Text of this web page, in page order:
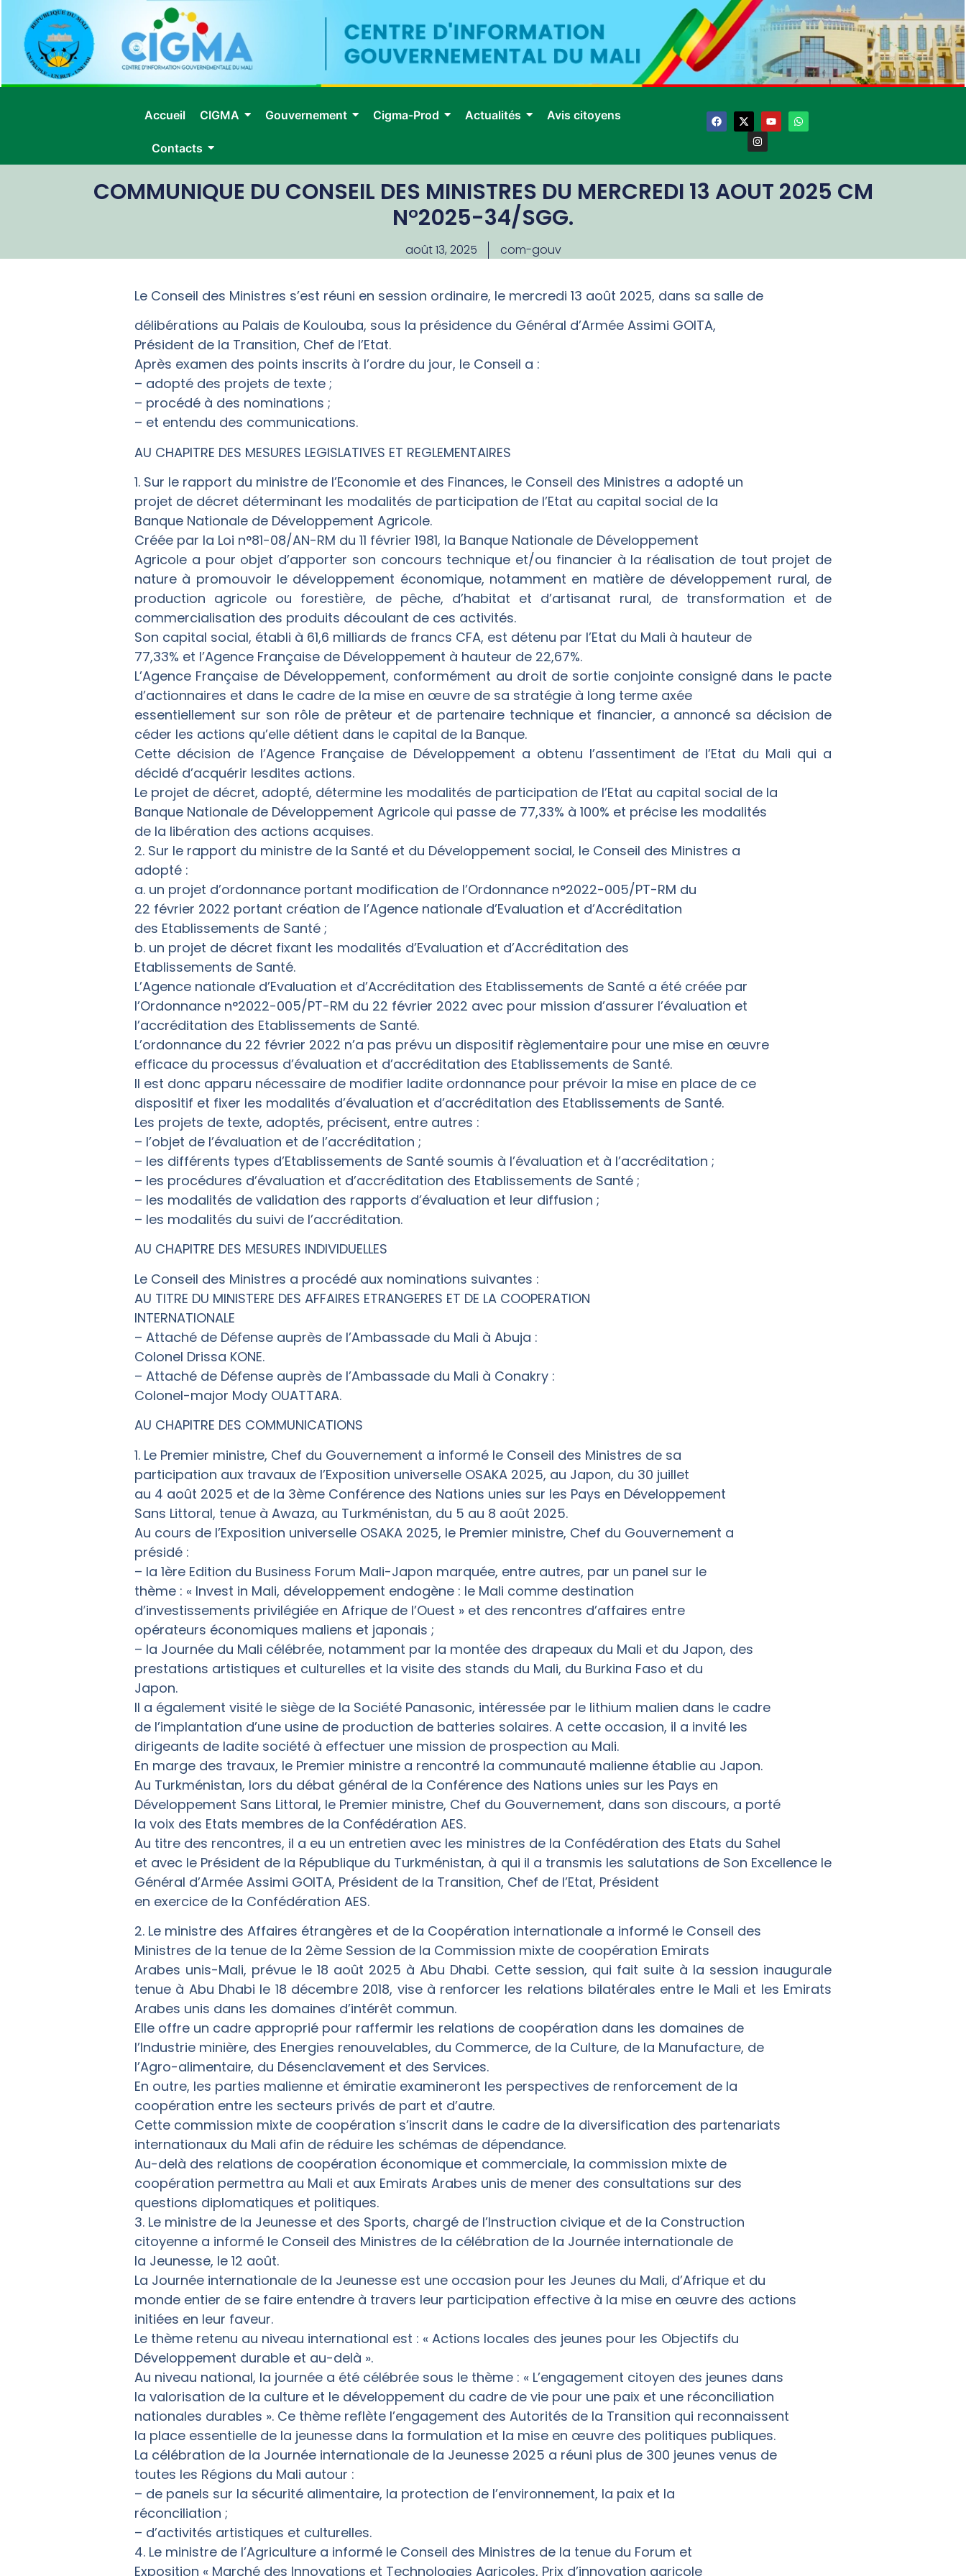
Accueil CIGMA Gouvernement Cigma-Prod Actualités Avis citoyens
Contacts
COMMUNIQUE DU CONSEIL DES MINISTRES DU MERCREDI 13 AOUT 2025 CM
N°2025-34/SGG.
août 13, 2025 com-gouv
Le Conseil des Ministres s’est réuni en session ordinaire, le mercredi 13 août 2025, dans sa salle de
délibérations au Palais de Koulouba, sous la présidence du Général d’Armée Assimi GOITA,
Président de la Transition, Chef de l’Etat.
Après examen des points inscrits à l’ordre du jour, le Conseil a :
– adopté des projets de texte ;
– procédé à des nominations ;
– et entendu des communications.
AU CHAPITRE DES MESURES LEGISLATIVES ET REGLEMENTAIRES
1. Sur le rapport du ministre de l’Economie et des Finances, le Conseil des Ministres a adopté un
projet de décret déterminant les modalités de participation de l’Etat au capital social de la
Banque Nationale de Développement Agricole.
Créée par la Loi n°81-08/AN-RM du 11 février 1981, la Banque Nationale de Développement
Agricole a pour objet d’apporter son concours technique et/ou financier à la réalisation de tout projet de
nature à promouvoir le développement économique, notamment en matière de développement rural, de
production agricole ou forestière, de pêche, d’habitat et d’artisanat rural, de transformation et de
commercialisation des produits découlant de ces activités.
Son capital social, établi à 61,6 milliards de francs CFA, est détenu par l’Etat du Mali à hauteur de
77,33% et l’Agence Française de Développement à hauteur de 22,67%.
L’Agence Française de Développement, conformément au droit de sortie conjointe consigné dans le pacte
d’actionnaires et dans le cadre de la mise en œuvre de sa stratégie à long terme axée
essentiellement sur son rôle de prêteur et de partenaire technique et financier, a annoncé sa décision de
céder les actions qu’elle détient dans le capital de la Banque.
Cette décision de l’Agence Française de Développement a obtenu l’assentiment de l’Etat du Mali qui a
décidé d’acquérir lesdites actions.
Le projet de décret, adopté, détermine les modalités de participation de l’Etat au capital social de la
Banque Nationale de Développement Agricole qui passe de 77,33% à 100% et précise les modalités
de la libération des actions acquises.
2. Sur le rapport du ministre de la Santé et du Développement social, le Conseil des Ministres a
adopté :
a. un projet d’ordonnance portant modification de l’Ordonnance n°2022-005/PT-RM du
22 février 2022 portant création de l’Agence nationale d’Evaluation et d’Accréditation
des Etablissements de Santé ;
b. un projet de décret fixant les modalités d’Evaluation et d’Accréditation des
Etablissements de Santé.
L’Agence nationale d’Evaluation et d’Accréditation des Etablissements de Santé a été créée par
l’Ordonnance n°2022-005/PT-RM du 22 février 2022 avec pour mission d’assurer l’évaluation et
l’accréditation des Etablissements de Santé.
L’ordonnance du 22 février 2022 n’a pas prévu un dispositif règlementaire pour une mise en œuvre
efficace du processus d’évaluation et d’accréditation des Etablissements de Santé.
Il est donc apparu nécessaire de modifier ladite ordonnance pour prévoir la mise en place de ce
dispositif et fixer les modalités d’évaluation et d’accréditation des Etablissements de Santé.
Les projets de texte, adoptés, précisent, entre autres :
– l’objet de l’évaluation et de l’accréditation ;
– les différents types d’Etablissements de Santé soumis à l’évaluation et à l’accréditation ;
– les procédures d’évaluation et d’accréditation des Etablissements de Santé ;
– les modalités de validation des rapports d’évaluation et leur diffusion ;
– les modalités du suivi de l’accréditation.
AU CHAPITRE DES MESURES INDIVIDUELLES
Le Conseil des Ministres a procédé aux nominations suivantes :
AU TITRE DU MINISTERE DES AFFAIRES ETRANGERES ET DE LA COOPERATION
INTERNATIONALE
– Attaché de Défense auprès de l’Ambassade du Mali à Abuja :
Colonel Drissa KONE.
– Attaché de Défense auprès de l’Ambassade du Mali à Conakry :
Colonel-major Mody OUATTARA.
AU CHAPITRE DES COMMUNICATIONS
1. Le Premier ministre, Chef du Gouvernement a informé le Conseil des Ministres de sa
participation aux travaux de l’Exposition universelle OSAKA 2025, au Japon, du 30 juillet
au 4 août 2025 et de la 3ème Conférence des Nations unies sur les Pays en Développement
Sans Littoral, tenue à Awaza, au Turkménistan, du 5 au 8 août 2025.
Au cours de l’Exposition universelle OSAKA 2025, le Premier ministre, Chef du Gouvernement a
présidé :
– la 1ère Edition du Business Forum Mali-Japon marquée, entre autres, par un panel sur le
thème : « Invest in Mali, développement endogène : le Mali comme destination
d’investissements privilégiée en Afrique de l’Ouest » et des rencontres d’affaires entre
opérateurs économiques maliens et japonais ;
– la Journée du Mali célébrée, notamment par la montée des drapeaux du Mali et du Japon, des
prestations artistiques et culturelles et la visite des stands du Mali, du Burkina Faso et du
Japon.
Il a également visité le siège de la Société Panasonic, intéressée par le lithium malien dans le cadre
de l’implantation d’une usine de production de batteries solaires. A cette occasion, il a invité les
dirigeants de ladite société à effectuer une mission de prospection au Mali.
En marge des travaux, le Premier ministre a rencontré la communauté malienne établie au Japon.
Au Turkménistan, lors du débat général de la Conférence des Nations unies sur les Pays en
Développement Sans Littoral, le Premier ministre, Chef du Gouvernement, dans son discours, a porté
la voix des Etats membres de la Confédération AES.
Au titre des rencontres, il a eu un entretien avec les ministres de la Confédération des Etats du Sahel
et avec le Président de la République du Turkménistan, à qui il a transmis les salutations de Son Excellence le
Général d’Armée Assimi GOITA, Président de la Transition, Chef de l’Etat, Président
en exercice de la Confédération AES.
2. Le ministre des Affaires étrangères et de la Coopération internationale a informé le Conseil des
Ministres de la tenue de la 2ème Session de la Commission mixte de coopération Emirats
Arabes unis-Mali, prévue le 18 août 2025 à Abu Dhabi. Cette session, qui fait suite à la session inaugurale
tenue à Abu Dhabi le 18 décembre 2018, vise à renforcer les relations bilatérales entre le Mali et les Emirats
Arabes unis dans les domaines d’intérêt commun.
Elle offre un cadre approprié pour raffermir les relations de coopération dans les domaines de
l’Industrie minière, des Energies renouvelables, du Commerce, de la Culture, de la Manufacture, de
l’Agro-alimentaire, du Désenclavement et des Services.
En outre, les parties malienne et émiratie examineront les perspectives de renforcement de la
coopération entre les secteurs privés de part et d’autre.
Cette commission mixte de coopération s’inscrit dans le cadre de la diversification des partenariats
internationaux du Mali afin de réduire les schémas de dépendance.
Au-delà des relations de coopération économique et commerciale, la commission mixte de
coopération permettra au Mali et aux Emirats Arabes unis de mener des consultations sur des
questions diplomatiques et politiques.
3. Le ministre de la Jeunesse et des Sports, chargé de l’Instruction civique et de la Construction
citoyenne a informé le Conseil des Ministres de la célébration de la Journée internationale de
la Jeunesse, le 12 août.
La Journée internationale de la Jeunesse est une occasion pour les Jeunes du Mali, d’Afrique et du
monde entier de se faire entendre à travers leur participation effective à la mise en œuvre des actions
initiées en leur faveur.
Le thème retenu au niveau international est : « Actions locales des jeunes pour les Objectifs du
Développement durable et au-delà ».
Au niveau national, la journée a été célébrée sous le thème : « L’engagement citoyen des jeunes dans
la valorisation de la culture et le développement du cadre de vie pour une paix et une réconciliation
nationales durables ». Ce thème reflète l’engagement des Autorités de la Transition qui reconnaissent
la place essentielle de la jeunesse dans la formulation et la mise en œuvre des politiques publiques.
La célébration de la Journée internationale de la Jeunesse 2025 a réuni plus de 300 jeunes venus de
toutes les Régions du Mali autour :
– de panels sur la sécurité alimentaire, la protection de l’environnement, la paix et la
réconciliation ;
– d’activités artistiques et culturelles.
4. Le ministre de l’Agriculture a informé le Conseil des Ministres de la tenue du Forum et
Exposition « Marché des Innovations et Technologies Agricoles, Prix d’innovation agricole